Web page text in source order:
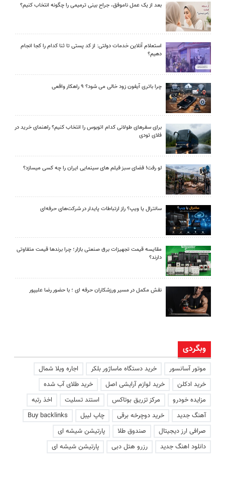
بعد از یک عمل ناموفق، جراح بینی ترمیمی را چگونه انتخاب کنیم؟
استعلام آنلاین خدمات دولتی: از کد پستی تا ثنا کدام را کجا انجام
دهیم؟
چرا باتری آیفون زود خالی می شود؟ ۹ راهکار واقعی
برای سفرهای طولانی کدام اتوبوس را انتخاب کنیم؟ راهنمای خرید در
فلای تودی
لو رفت! فضای سبز فیلم های سینمایی ایران را چه کسی میسازد؟
سانترال یا ویپ؟ راز ارتباطات پایدار در شرکت‌های حرفه‌ای
مقایسه قیمت تجهیزات برق صنعتی بازار؛ چرا برندها قیمت متفاوتی
دارند؟
نقش مکمل در مسیر ورزشکاران حرفه ای ؛ با حضور رضا علیپور
وبگردی
موتور آسانسور خرید دستگاه ماساژور بلکر
اجاره ویلا شمال
خرید ادکلن
خرید لوازم آرایشی اصل
خرید طلای آب شده
مزایده خودرو
مرکز تزریق بوتاکس استند تسلیت
اخذ رتبه
آهنگ جدید
خرید دوچرخه برقی چاپ لیبل
Buy backlinks
صرافی ارز دیجیتال
صندوق طلا
پارتیشن شیشه ای
دانلود اهنگ جدید
رزرو هتل دبی پارتیشن شیشه ای